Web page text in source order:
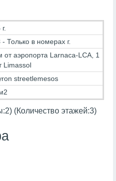
- Только в номерах г.
от аэропорта Larnaca-LCA, 1
Limassol
streetlemesos
(Количество этажей:3)